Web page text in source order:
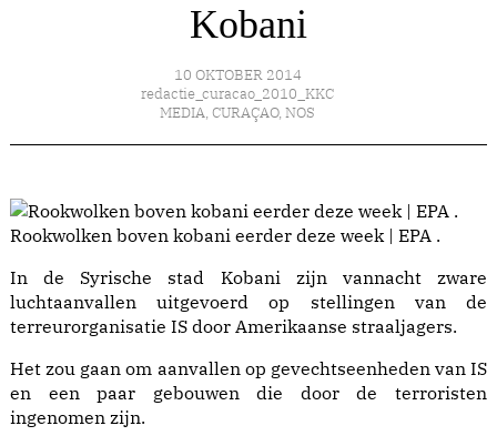
Kobani
10 OKTOBER 2014
redactie_curacao_2010_KKC
MEDIA, CURAÇAO, NOS
Rookwolken boven kobani eerder deze week | EPA .
In de Syrische stad Kobani zijn vannacht zware
luchtaanvallen uitgevoerd op stellingen van de
terreurorganisatie IS door Amerikaanse straaljagers.
Het zou gaan om aanvallen op gevechtseenheden van IS
en een paar gebouwen die door de terroristen
ingenomen zijn.